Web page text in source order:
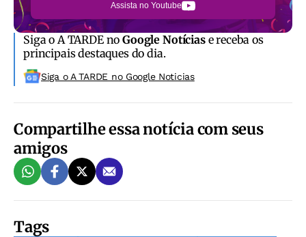
Assista no Youtube
Siga o A TARDE noGoogle Notíciase receba os
principais destaques do dia.
Siga o A TARDE no Google Noticias
Compartilhe essa notícia com seus
amigos
Tags